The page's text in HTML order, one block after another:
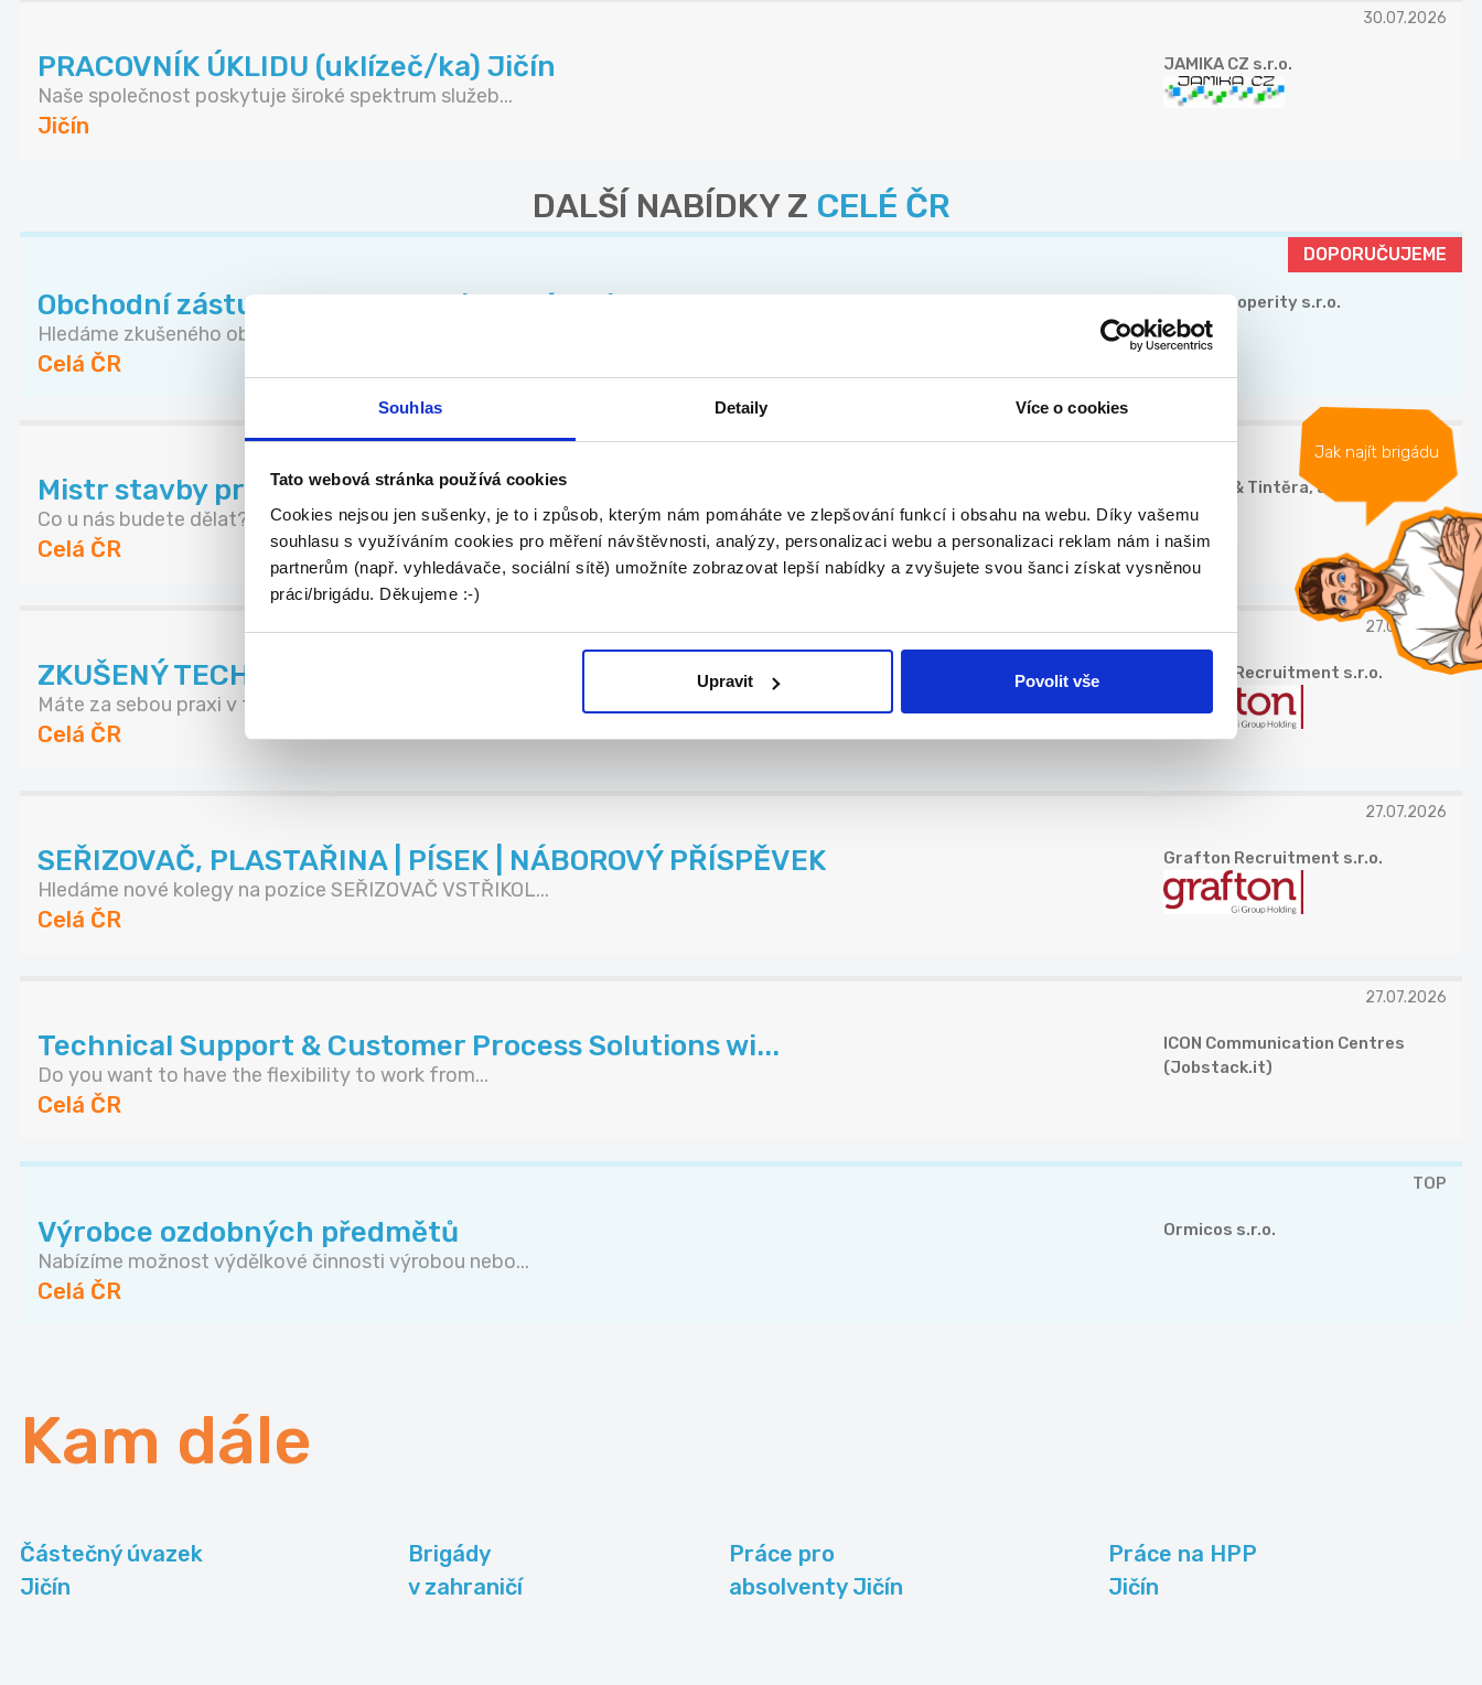
Souhlas Detaily Více o cookies
Tato webová stránka používá cookies
Cookies nejsou jen sušenky, je to i způsob, kterým nám pomáháte ve zlepšování funkcí i obsahu na webu. Díky vašemu
souhlasu s využíváním cookies pro měření návštěvnosti, analýzy, personalizaci webu a personalizaci reklam nám i našim
partnerům (např. vyhledávače, sociální sítě) umožníte zobrazovat lepší nabídky a zvyšujete svou šanci získat vysněnou
práci/brigádu. Děkujeme :-)
Upravit Povolit vše
Jak najít brigádu
30.07.2026
PRACOVNÍK ÚKLIDU (uklízeč/ka) Jičín
Naše společnost poskytuje široké spektrum služeb...
Jičín
JAMIKA CZ s.r.o.
DALŠÍ NABÍDKY Z CELÉ ČR
DOPORUČUJEME
Obchodní zástupce pro nemovitostní projekty
Hledáme zkušeného obchodníka, který posílí náš t...
Celá ČR
Valora Properity s.r.o.
27.07.2026
Mistr stavby pro závod kolejových staveb
Co u nás budete dělat? - Řídit realizace sta...
Celá ČR
Chládek & Tintěra, a.s.
27.07.2026
ZKUŠENÝ TECHNICKÝ NÁKUPČÍ | AŽ 70 000 KČ | PÍSEK
Máte za sebou praxi v technickém nákupu a domluv...
Celá ČR
Grafton Recruitment s.r.o.
27.07.2026
SEŘIZOVAČ, PLASTAŘINA | PÍSEK | NÁBOROVÝ PŘÍSPĚVEK
Hledáme nové kolegy na pozice SEŘIZOVAČ VSTŘIKOL...
Celá ČR
Grafton Recruitment s.r.o.
27.07.2026
Technical Support & Customer Process Solutions wi...
Do you want to have the flexibility to work from...
Celá ČR
ICON Communication Centres
(Jobstack.it)
TOP
Výrobce ozdobných předmětů
Nabízíme možnost výdělkové činnosti výrobou nebo...
Celá ČR
Ormicos s.r.o.
Kam dále
Částečný úvazek
Jičín
Brigády
v zahraničí
Práce pro
absolventy Jičín
Práce na HPP
Jičín